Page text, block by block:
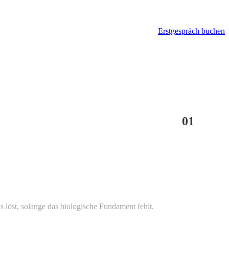
Erstgespräch buchen
01
solange das biologische Fundament fehlt.